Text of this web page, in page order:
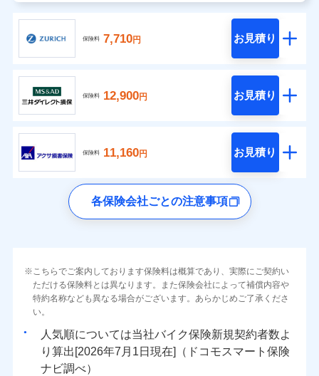
保険料 7,710円 お見積り
保険料 12,900円 お見積り
保険料 11,160円 お見積り
各保険会社ごとの注意事項
こちらでご案内しております保険料は概算であり、実際にご契約い
ただける保険料とは異なります。また保険会社によって補償内容や
特約名称なども異なる場合がございます。あらかじめご了承くださ
い。
人気順については当社
新規契約者数よ
り算出[
年 月
日現在]（ドコモスマート保険
ナビ調べ）